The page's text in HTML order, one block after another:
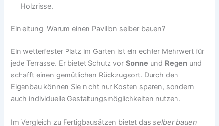
Holzrisse.
Einleitung: Warum einen Pavillon selber bauen?
Ein wetterfester Platz im Garten ist ein echter Mehrwert für
jede Terrasse. Er bietet Schutz vorSonne und Regen und
schafft einen gemütlichen Rückzugsort. Durch den
Eigenbau können Sie nicht nur Kosten sparen, sondern
auch individuelle Gestaltungsmöglichkeiten nutzen.
Im Vergleich zu Fertigbausätzen bietet dasselber bauen